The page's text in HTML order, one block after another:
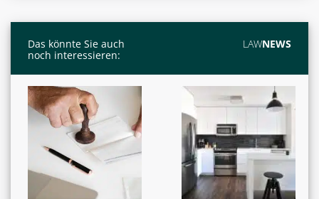
Das könnte Sie auch
noch interessieren:
LAWNEWS